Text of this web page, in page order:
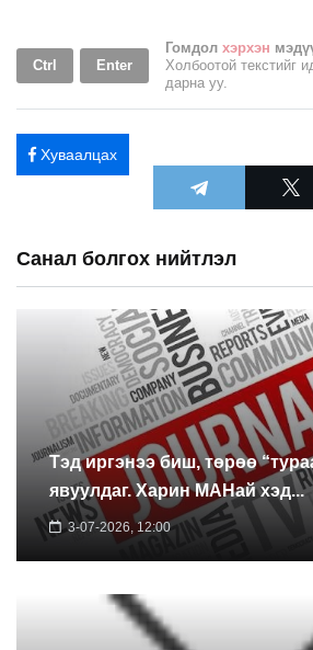
Ctrl Enter
Гомдол хэрхэн
Холбоотой текстийг
дарна уу.
Хуваалцах
Санал болгох нийтлэл
Тэд иргэнээ биш, төрөө
явуулдаг. Харин МАНай хэд...
3-07-2026, 12:00